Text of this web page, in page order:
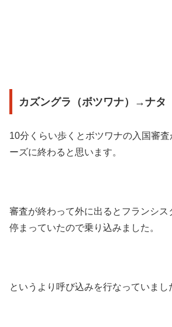
カズングラ（ボツワナ）→ナタ
10分くらい歩くとボツワナの入国審
ーズに終わると思います。
審査が終わって外に出るとフランシス
停まっていたので乗り込みました。
というより呼び込みを行なっていまし